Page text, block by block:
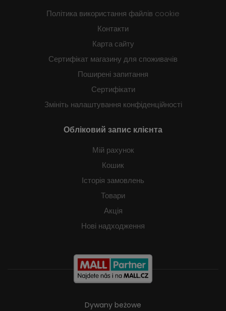
Політика використання файлів cookie
Контакти
Карта сайту
Сертифікат магазину для споживачів
Поширені запитання
Сертифікати
Змініть налаштування конфіденційності
Обліковий запис клієнта
Мій рахунок
Кошик
Історія замовлень
Товари
Акція
Нові надходження
Dywany beżowe